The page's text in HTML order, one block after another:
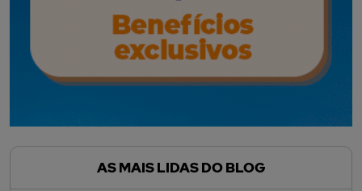
AS MAIS LIDAS DO BLOG